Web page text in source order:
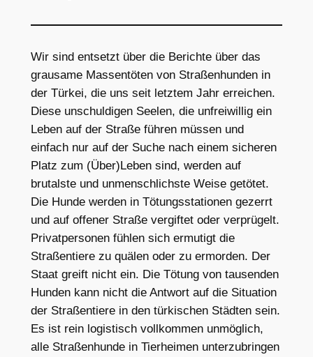
Wir sind entsetzt über die Berichte über das
grausame Massentöten von Straßenhunden in
der Türkei, die uns seit letztem Jahr erreichen.
Diese unschuldigen Seelen, die unfreiwillig ein
Leben auf der Straße führen müssen und
einfach nur auf der Suche nach einem sicheren
Platz zum (Über)Leben sind, werden auf
brutalste und unmenschlichste Weise getötet.
Die Hunde werden in Tötungsstationen gezerrt
und auf offener Straße vergiftet oder verprügelt.
Privatpersonen fühlen sich ermutigt die
Straßentiere zu quälen oder zu ermorden. Der
Staat greift nicht ein. Die Tötung von tausenden
Hunden kann nicht die Antwort auf die Situation
der Straßentiere in den türkischen Städten sein.
Es ist rein logistisch vollkommen unmöglich,
alle Straßenhunde in Tierheimen unterzubringen